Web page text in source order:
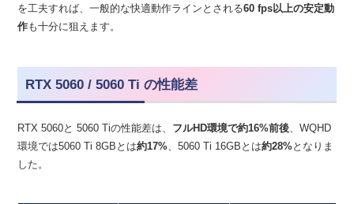
を工夫すれば、一般的な快適動作ラインとされる60 fps以上の安定動
作も十分に狙えます。
RTX 5060 / 5060 Ti の性能差
RTX 5060と 5060 Tiの性能差は、 フルHD環境で約16%前後、WQHD
環境では5060 Ti 8GBとは約17%、5060 Ti 16GBとは約28%となりま
した。